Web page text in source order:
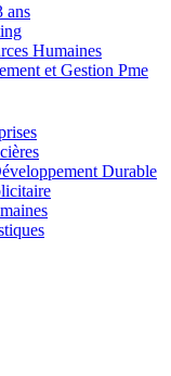
ans
Humaines
et Gestion Pme
Durable